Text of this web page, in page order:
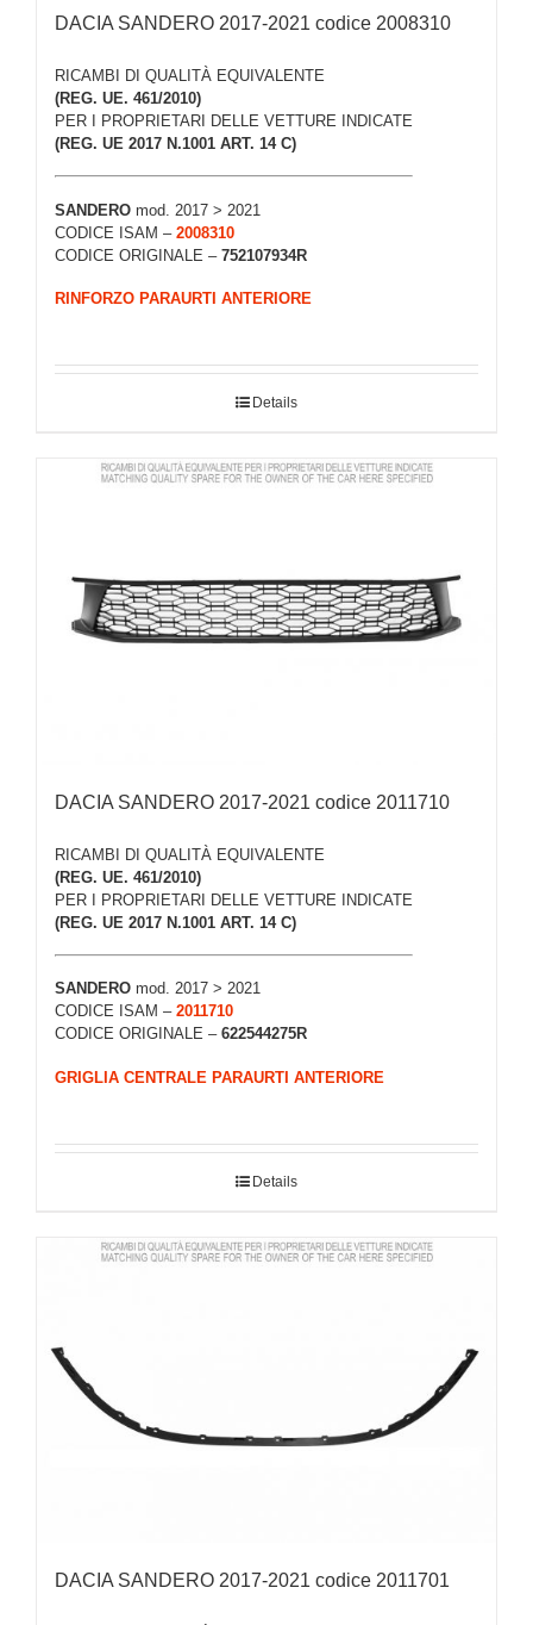
DACIA SANDERO 2017-2021 codice 2008310
RICAMBI DI QUALITÀ EQUIVALENTE
(REG. UE. 461/2010)
PER I PROPRIETARI DELLE VETTURE INDICATE
(REG. UE 2017 N.1001 ART. 14 C)
SANDERO mod. 2017 > 2021
CODICE ISAM – 2008310
CODICE ORIGINALE – 752107934R
RINFORZO PARAURTI ANTERIORE
Details
DACIA SANDERO 2017-2021 codice 2011710
RICAMBI DI QUALITÀ EQUIVALENTE
(REG. UE. 461/2010)
PER I PROPRIETARI DELLE VETTURE INDICATE
(REG. UE 2017 N.1001 ART. 14 C)
SANDERO mod. 2017 > 2021
CODICE ISAM – 2011710
CODICE ORIGINALE – 622544275R
GRIGLIA CENTRALE PARAURTI ANTERIORE
Details
DACIA SANDERO 2017-2021 codice 2011701